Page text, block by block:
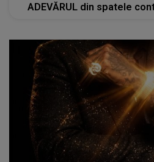
ADEVĂRUL din spatele